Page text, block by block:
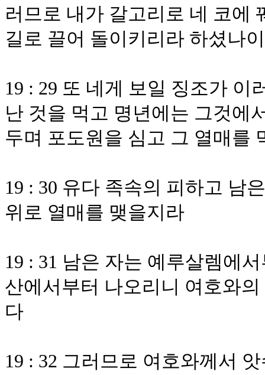
러므로 내가 갈고리로 네 코에
길로 끌어 돌이키리라 하셨나
19 : 29 또 네게 보일 징조가
난 것을 먹고 명년에는 그것에
두며 포도원을 심고 그 열매를
19 : 30 유다 족속의 피하고 남
위로 열매를 맺을지라
19 : 31 남은 자는 예루살렘에
산에서부터 나오리니 여호와
다
19 : 32 그러므로 여호와께서